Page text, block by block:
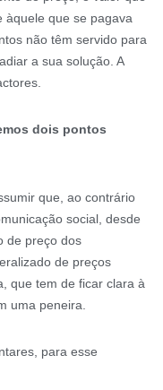
àquele que se pagava
não têm servido para
a sua solução. A
dois pontos
que, ao contrário
social, desde
de preço dos
de preços
que tem de ficar clara à
uma peneira.
para esse